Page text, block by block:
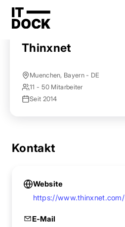
Startseite Anbieter finden
Thinxnet
Muenchen, Bayern - DE
11 - 50 Mitarbeiter
Seit 2014
Kontakt
Website
https://www.thinxnet.com/
E-Mail